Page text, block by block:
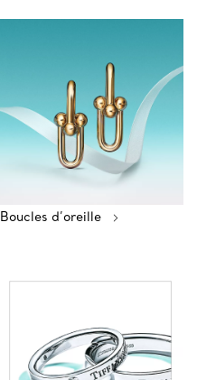
Boucles d’oreille